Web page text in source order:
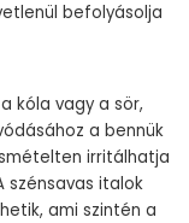
befolyásolja
kóla vagy a sör,
a bennük
irritálhatja
szénsavas italok
ami szintén a